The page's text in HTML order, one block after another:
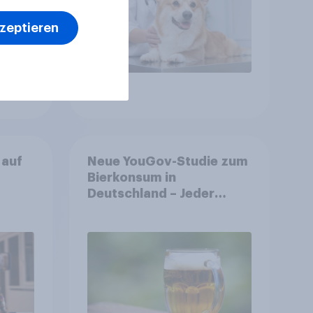
Neue YouGov-Studie zum
Bierkonsum in
Deutschland – Jeder
um über 23 Prozent